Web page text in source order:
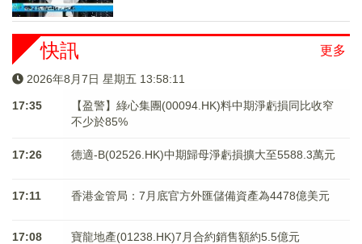
更多
快訊
2026年8月7日 星期五 13:58:12
17:35
【盈警】綠心集團(00094.HK)料中期淨虧損同比收窄
不少於85%
17:26 德適-B(02526.HK)中期歸母淨虧損擴大至5588.3萬元
17:11 香港金管局：7月底官方外匯儲備資產為4478億美元
17:08 寶龍地產(01238.HK)7月合約銷售額約5.5億元